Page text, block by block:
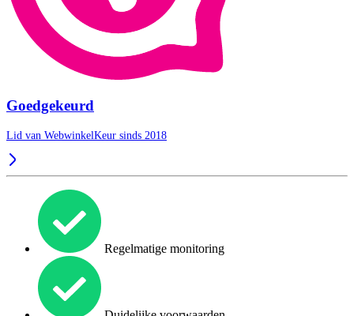
Goedgekeurd
Lid van WebwinkelKeur sinds 2018
Regelmatige monitoring